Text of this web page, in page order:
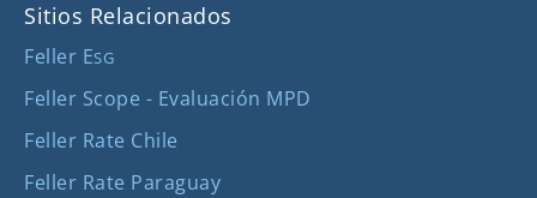
Sitios Relacionados
Feller ESG
Feller Scope - Evaluación MPD
Feller Rate Chile
Feller Rate Paraguay